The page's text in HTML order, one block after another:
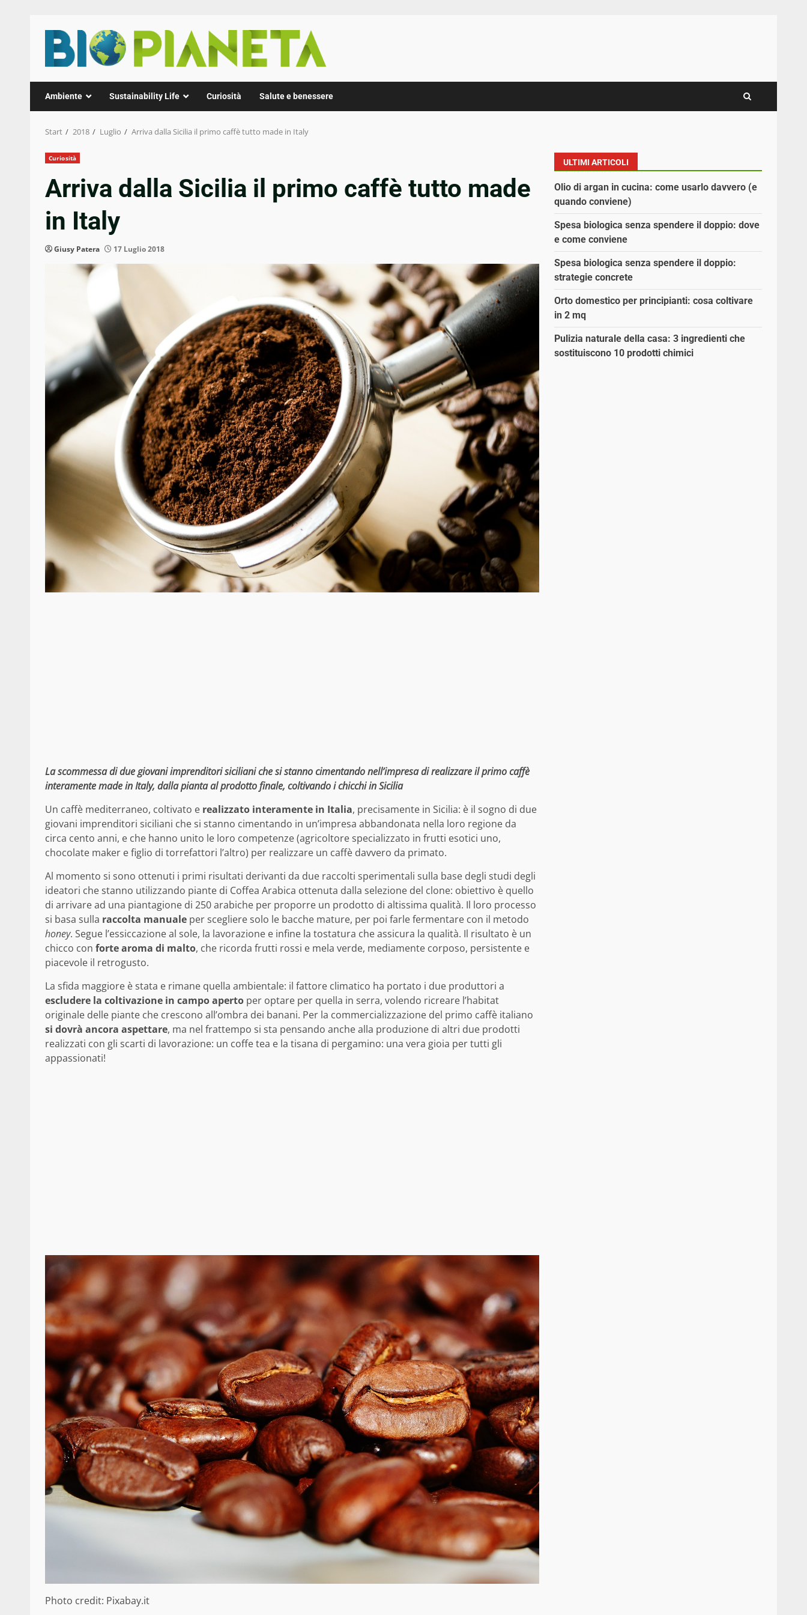
Inhalt
springen
Ambiente Sustainability Life Curiosità Salute e benessere
Start 2018 Luglio Arriva dalla Sicilia il primo caffè tutto made in Italy
Curiosità
Arriva dalla Sicilia il primo caffè tutto made
in Italy
Giusy Patera 17 Luglio 2018
La scommessa di due giovani imprenditori siciliani che si stanno cimentando nell’impresa di realizzare il primo caffè
interamente made in Italy, dalla pianta al prodotto finale, coltivando i chicchi in Sicilia
Un caffè mediterraneo, coltivato e realizzato interamente in Italia, precisamente in Sicilia: è il sogno di due
giovani imprenditori siciliani che si stanno cimentando in un’impresa abbandonata nella loro regione da
circa cento anni, e che hanno unito le loro competenze (agricoltore specializzato in frutti esotici uno,
chocolate maker e figlio di torrefattori l’altro) per realizzare un caffè davvero da primato.
Al momento si sono ottenuti i primi risultati derivanti da due raccolti sperimentali sulla base degli studi degli
ideatori che stanno utilizzando piante di Coffea Arabica ottenuta dalla selezione del clone: obiettivo è quello
di arrivare ad una piantagione di 250 arabiche per proporre un prodotto di altissima qualità. Il loro processo
si basa sulla raccolta manuale per scegliere solo le bacche mature, per poi farle fermentare con il metodo
honey. Segue l’essiccazione al sole, la lavorazione e infine la tostatura che assicura la qualità. Il risultato è un
chicco con forte aroma di malto, che ricorda frutti rossi e mela verde, mediamente corposo, persistente e
piacevole il retrogusto.
La sfida maggiore è stata e rimane quella ambientale: il fattore climatico ha portato i due produttori a
escludere la coltivazione in campo aperto per optare per quella in serra, volendo ricreare l’habitat
originale delle piante che crescono all’ombra dei banani. Per la commercializzazione del primo caffè italiano
si dovrà ancora aspettare, ma nel frattempo si sta pensando anche alla produzione di altri due prodotti
realizzati con gli scarti di lavorazione: un coffe tea e la tisana di pergamino: una vera gioia per tutti gli
appassionati!
Photo credit: Pixabay.it
ULTIMI ARTICOLI
Olio di argan in cucina: come usarlo davvero (e
quando conviene)
Spesa biologica senza spendere il doppio: dove
e come conviene
Spesa biologica senza spendere il doppio:
strategie concrete
Orto domestico per principianti: cosa coltivare
in 2 mq
Pulizia naturale della casa: 3 ingredienti che
sostituiscono 10 prodotti chimici